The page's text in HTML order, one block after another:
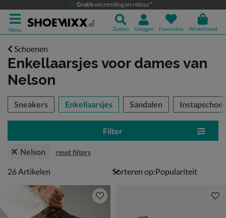
Gratisverzending en retour*
Menu Zoeken Inloggen Favorieten Winkelmand
Schoenen
Enkellaarsjes voor dames van
Nelson
over
Sneakers Enkellaarsjes Sandalen
Filter
Nelson reset filters
26 artikelen
26Artikelen Sorteren op: